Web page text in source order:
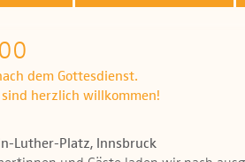
dem Gottesdienst.
herzlich willkommen!
Luther-Platz, Innsbruck